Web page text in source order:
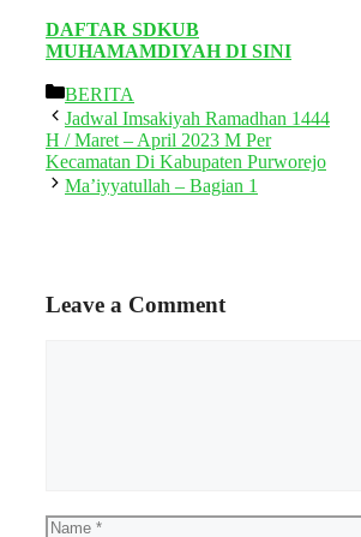
DAFTAR SDKUB
MUHAMAMDIYAH DI SINI
Categories
BERITA
Jadwal Imsakiyah Ramadhan 1444
H / Maret – April 2023 M Per
Kecamatan Di Kabupaten Purworejo
Ma’iyyatullah – Bagian 1
Leave a Comment
Name